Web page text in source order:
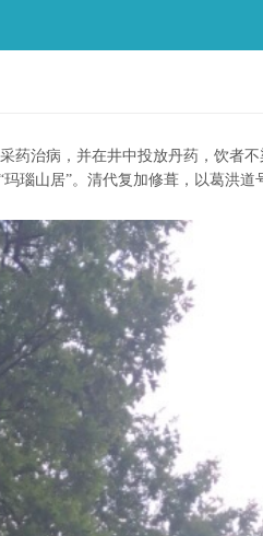
治病，并在井中投放丹药，饮者
山居”。清代复加修葺，以葛洪